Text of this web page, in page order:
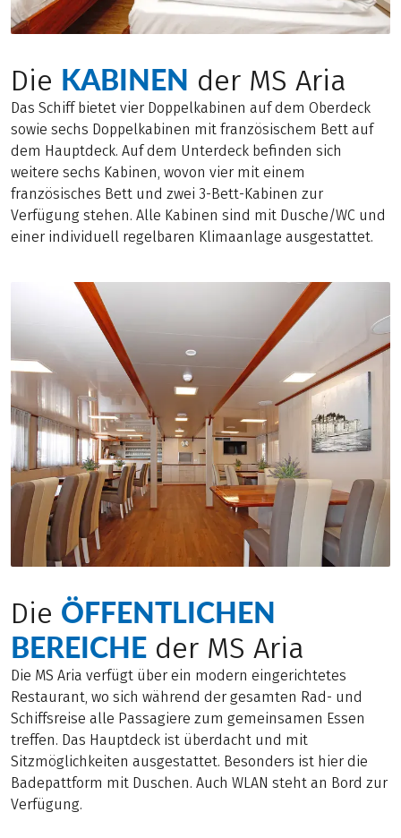
Die KABINEN der MS Aria
Das Schiff bietet vier Doppelkabinen auf dem Oberdeck
sowie sechs Doppelkabinen mit französischem Bett auf
dem Hauptdeck. Auf dem Unterdeck befinden sich
weitere sechs Kabinen, wovon vier mit einem
französisches Bett und zwei 3-Bett-Kabinen zur
Verfügung stehen. Alle Kabinen sind mit Dusche/WC und
einer individuell regelbaren Klimaanlage ausgestattet.
Die ÖFFENTLICHEN
BEREICHE der MS Aria
Die MS Aria verfügt über ein modern eingerichtetes
Restaurant, wo sich während der gesamten Rad- und
Schiffsreise alle Passagiere zum gemeinsamen Essen
treffen. Das Hauptdeck ist überdacht und mit
Sitzmöglichkeiten ausgestattet. Besonders ist hier die
Badepattform mit Duschen. Auch WLAN steht an Bord zur
Verfügung.